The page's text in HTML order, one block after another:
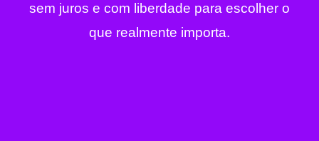
sem juros e com liberdade para escolher o
que realmente importa.